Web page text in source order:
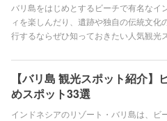
バリ島をはじめとするビーチで有名なイ
ィを楽しんだり、遺跡や独自の伝統文
行するならぜひ知っておきたい人気観光
【バリ島 観光スポット紹介
めスポット33選
インドネシアのリゾート・バリ島は、